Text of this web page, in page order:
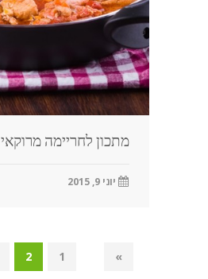
מתכון לחריימה מרוקאי
יוני 9, 2015
1
2 »